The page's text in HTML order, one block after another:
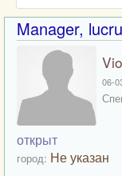
Manager,
06-
открыт
город: Не указан